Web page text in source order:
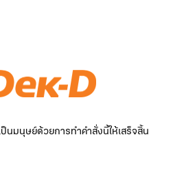
นมนุษย์ด้วยการทำคำสั่งนี้ให้เสร็จสิ้น